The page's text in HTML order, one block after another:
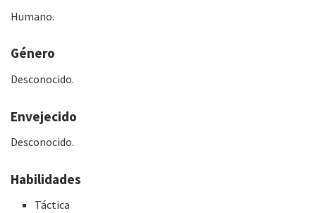
Humano.
Género
Desconocido.
Envejecido
Desconocido.
Habilidades
Táctica